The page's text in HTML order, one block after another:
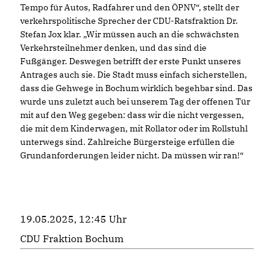
Tempo für Autos, Radfahrer und den ÖPNV“, stellt der
verkehrspolitische Sprecher der CDU-Ratsfraktion Dr.
Stefan Jox klar. „Wir müssen auch an die schwächsten
Verkehrsteilnehmer denken, und das sind die
Fußgänger. Deswegen betrifft der erste Punkt unseres
Antrages auch sie. Die Stadt muss einfach sicherstellen,
dass die Gehwege in Bochum wirklich begehbar sind. Das
wurde uns zuletzt auch bei unserem Tag der offenen Tür
mit auf den Weg gegeben: dass wir die nicht vergessen,
die mit dem Kinderwagen, mit Rollator oder im Rollstuhl
unterwegs sind. Zahlreiche Bürgersteige erfüllen die
Grundanforderungen leider nicht. Da müssen wir ran!“
19.05.2025, 12:45 Uhr
CDU Fraktion Bochum